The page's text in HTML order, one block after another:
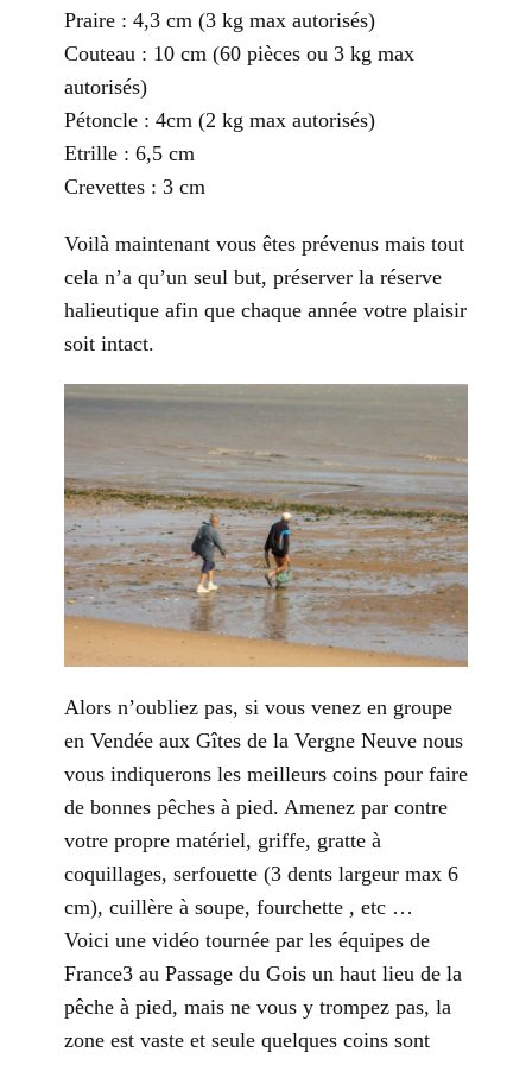
Praire : 4,3 cm (3 kg max autorisés)
Couteau : 10 cm (60 pièces ou 3 kg max
autorisés)
Pétoncle : 4cm (2 kg max autorisés)
Etrille : 6,5 cm
Crevettes : 3 cm
Voilà maintenant vous êtes prévenus mais tout
cela n’a qu’un seul but, préserver la réserve
halieutique afin que chaque année votre plaisir
soit intact.
Alors n’oubliez pas, si vous venez en groupe
en Vendée aux Gîtes de la Vergne Neuve nous
vous indiquerons les meilleurs coins pour faire
de bonnes pêches à pied. Amenez par contre
votre propre matériel, griffe, gratte à
coquillages, serfouette (3 dents largeur max 6
cm), cuillère à soupe, fourchette , etc …
Voici une vidéo tournée par les équipes de
France3 au Passage du Gois un haut lieu de la
pêche à pied, mais ne vous y trompez pas, la
zone est vaste et seule quelques coins sont